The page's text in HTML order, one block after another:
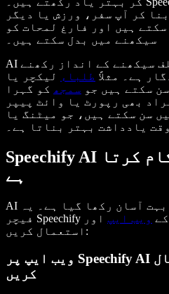
کر آپ سفر، ورزش یا دیگر
ہیں اور فارغ لمحات کو
سیکھنے میں بدل سکتے ہیں۔
AI پوڈکاسٹ فیچر مختلف سیکھنے کے انداز رکھنے
ہے۔ مثلاً طلباء لیکچر یا
سکتے ہیں جو سمجھ کو گہرا
بھی رپورٹ یا وائٹ پیپر
سن سکتے ہیں، جو میٹنگ یا
یادداشت بہتر بناتا ہے۔
Speechify AI پوڈکاسٹ کیسے کام کرتا
ہے
AI پوڈکاسٹ بنانے کا عمل بہت آسان رکھا گیا ہے۔ یہ
فیچر Speechify کے ویب ایپ
استعمال کریں:
ویب ایپ پر Speechify AI پوڈکاسٹ کیسے استعمال
کریں